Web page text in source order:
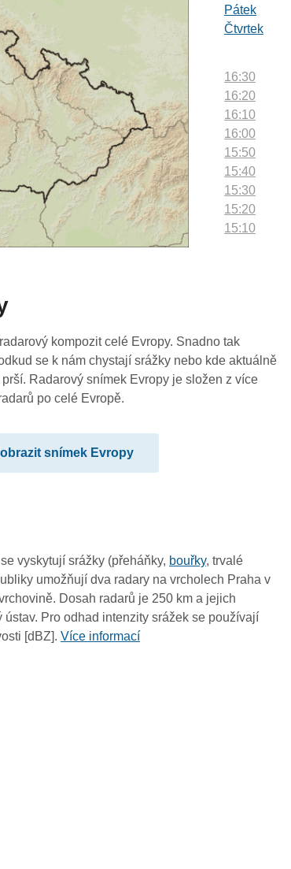
Pátek
Čtvrtek
16:30
16:20
16:10
16:00
15:50
15:40
15:30
15:20
15:10
14:10
14:00
13:50
12:10
12:00
11:50
11:40
kompozit celé Evropy. Snadno tak
se k nám chystají srážky nebo kde aktuálně
Radarový snímek Evropy je složen z více
po celé Evropě.
snímek Evropy
vyskytují srážky (přeháňky, bouřky, trvalé
umožňují dva radary na vrcholech Praha v
Dosah radarů je 250 km a jejich
Pro odhad intenzity srážek se používají
[dBZ].Více informací